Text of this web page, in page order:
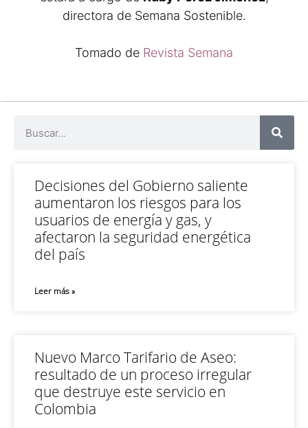
directora de Semana Sostenible.
Tomado de Revista Semana
Decisiones del Gobierno saliente
aumentaron los riesgos para los
usuarios de energía y gas, y
afectaron la seguridad energética
del país
Leer más »
Nuevo Marco Tarifario de Aseo:
resultado de un proceso irregular
que destruye este servicio en
Colombia